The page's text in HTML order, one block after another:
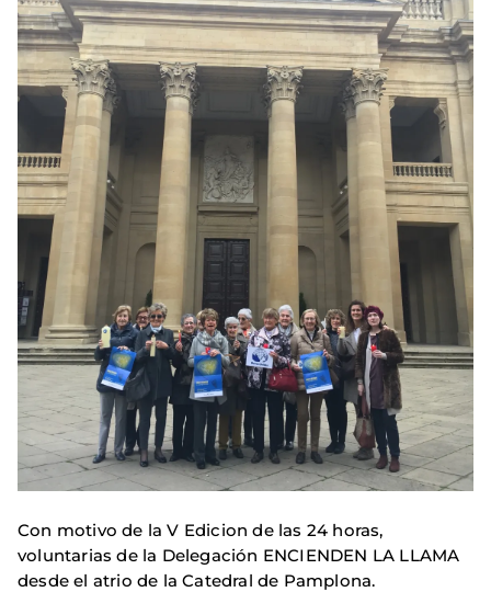
Con motivo de la V Edicion de las 24 horas,
voluntarias de la Delegación ENCIENDEN LA LLAMA
desde el atrio de la Catedral de Pamplona.